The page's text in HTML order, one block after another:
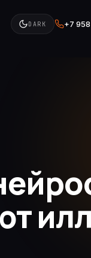
DARK +7 958